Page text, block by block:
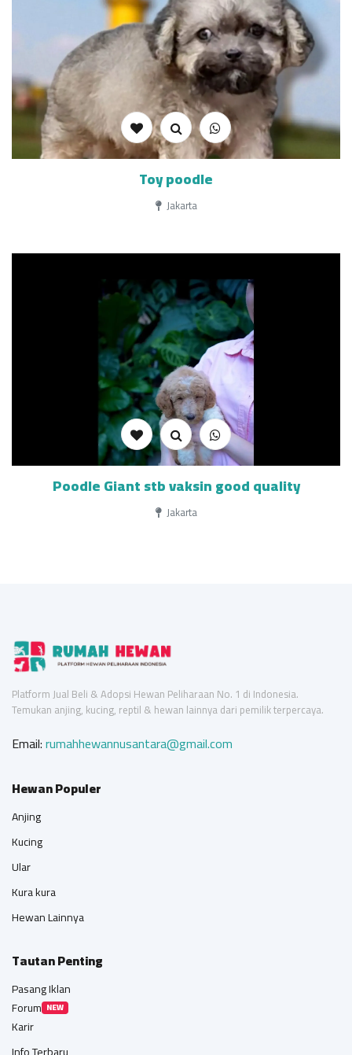
Toy poodle
Jakarta
Poodle Giant stb vaksin good quality
Jakarta
Platform Jual Beli & Adopsi Hewan Peliharaan No. 1 di Indonesia.
Temukan anjing, kucing, reptil & hewan lainnya dari pemilik terpercaya.
Email:rumahhewannusantara@gmail.com
Hewan Populer
Anjing
Kucing
Ular
Kura kura
Hewan Lainnya
Tautan Penting
Pasang Iklan
Forum NEW
Karir